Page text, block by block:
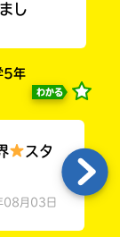
し
5年
わかる
スタ
月03日